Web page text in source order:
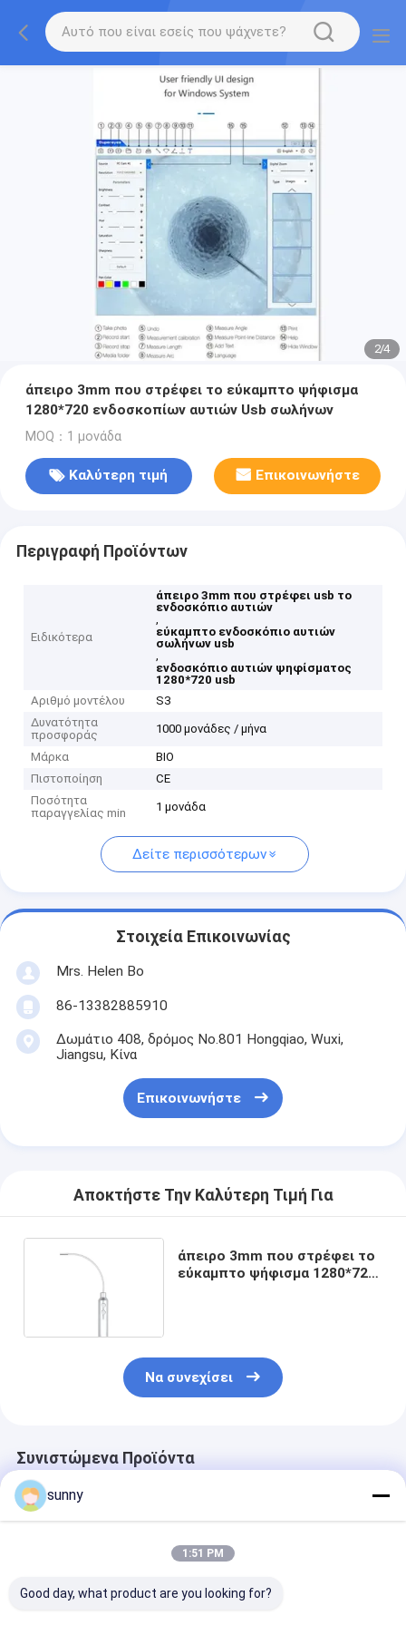
2/4
άπειρο 3mm που στρέφει το εύκαμπτο ψήφισμα
1280*720 ενδοσκοπίων αυτιών Usb σωλήνων
MOQ：1 μονάδα
Καλύτερη τιμή Επικοινωνήστε
Περιγραφή Προϊόντων
Ειδικότερα
άπειρο 3mm που στρέφει usb το
ενδοσκόπιο αυτιών
,
εύκαμπτο ενδοσκόπιο αυτιών
σωλήνων usb
,
ενδοσκόπιο αυτιών ψηφίσματος
1280*720 usb
Αριθμό μοντέλου
S3
Δυνατότητα
προσφοράς
1000 μονάδες / μήνα
Μάρκα
BIO
Πιστοποίηση
CE
Ποσότητα
παραγγελίας min
1 μονάδα
Δείτε περισσότερων
Στοιχεία Επικοινωνίας
Mrs. Helen Bo
86-13382885910
Δωμάτιο 408, δρόμος No.801 Hongqiao, Wuxi,
Jiangsu, Κίνα
Επικοινωνήστε
Αποκτήστε Την Καλύτερη Τιμή Για
άπειρο 3mm που στρέφει το
εύκαμπτο ψήφισμα 1280*720
Να συνεχίσει
Συνιστώμενα Προϊόντα
sunny
1:51 PM
Good day, what product are you looking for?